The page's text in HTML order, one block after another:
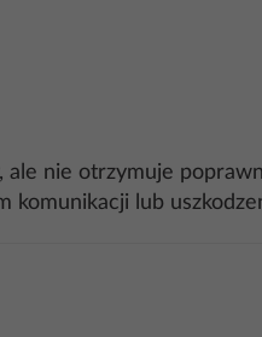
ale nie otrzymuje
komunikacji lub